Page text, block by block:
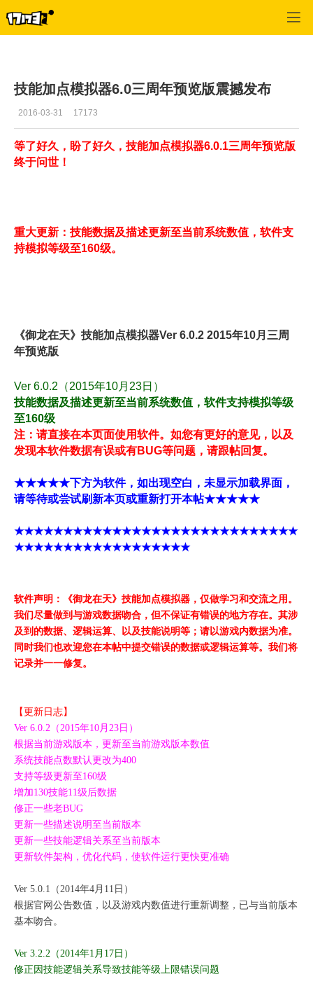
技能加点模拟器6.0三周年预览版震撼发布
2016-03-31 17173
等了好久，盼了好久，技能加点模拟器6.0.1三周年预览版
终于问世！
重大更新：技能数据及描述更新至当前系统数值，软件支
持模拟等级至160级。
《御龙在天》技能加点模拟器Ver 6.0.2 2015年10月三周
年预览版
Ver 6.0.2（2015年10月23日）
技能数据及描述更新至当前系统数值，软件支持模拟等级
至160级
注：请直接在本页面使用软件。如您有更好的意见，以及
发现本软件数据有误或有BUG等问题，请跟帖回复。
★★★★★下方为软件，如出现空白，未显示加载界面，
请等待或尝试刷新本页或重新打开本帖★★★★★
★★★★★★★★★★★★★★★★★★★★★★★★★★★★★
★★★★★★★★★★★★★★★★★★
软件声明：《御龙在天》技能加点模拟器，仅做学习和交流之用。
我们尽量做到与游戏数据吻合，但不保证有错误的地方存在。其涉
及到的数据、逻辑运算、以及技能说明等；请以游戏内数据为准。
同时我们也欢迎您在本帖中提交错误的数据或逻辑运算等。我们将
记录并一一修复。
【更新日志】
Ver 6.0.2（2015年10月23日）
根据当前游戏版本，更新至当前游戏版本数值
系统技能点数默认更改为400
支持等级更新至160级
增加130技能11级后数据
修正一些老BUG
更新一些描述说明至当前版本
更新一些技能逻辑关系至当前版本
更新软件架构，优化代码，使软件运行更快更准确
Ver 5.0.1（2014年4月11日）
根据官网公告数值，以及游戏内数值进行重新调整，已与当前版本
基本吻合。
Ver 3.2.2（2014年1月17日）
修正因技能逻辑关系导致技能等级上限错误问题